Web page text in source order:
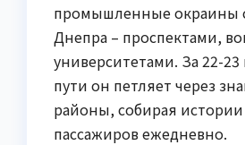
промышленные окраины
Днепра – проспектами,
университетами. За 22-
пути он петляет через
районы, собирая
пассажиров ежедневно.